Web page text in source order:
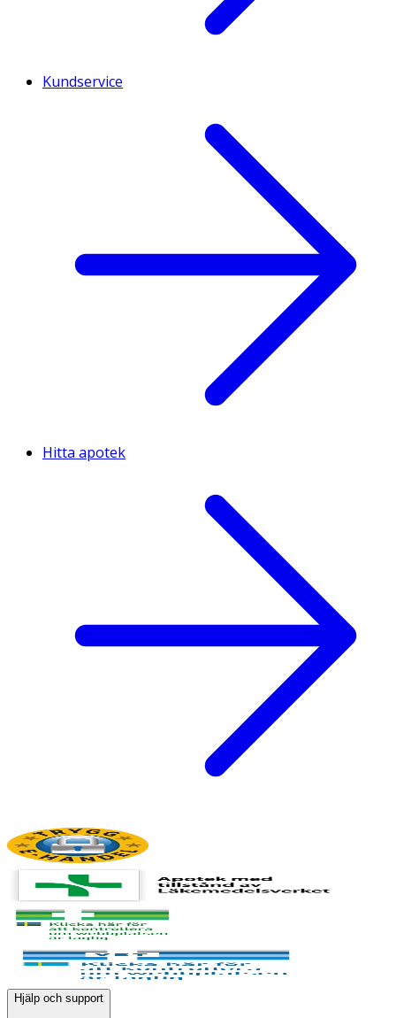
Kundservice
Hitta apotek
Hjälp och support